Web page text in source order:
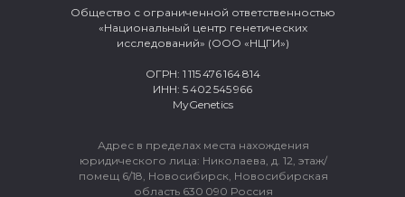
Общество с ограниченной ответственностью
«Национальный центр генетических
исследований» (ООО «НЦГИ»)
ОГРН: 1 115 476 164 814
ИНН: 5 402 545 966
MyGenetics
Адрес в пределах места нахождения
юридического лица: Николаева, д. 12, этаж/
помещ 6/18, Новосибирск, Новосибирская
область 630 090 Россия